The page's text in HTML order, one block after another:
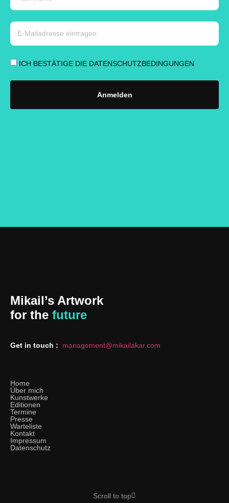
ICH BESTÄTIGE DIE DATENSCHUTZBEDINGUNGEN
Anmelden
Mikail’s Artwork
for the future
Get in touch : management@mikailakar.com
Home
Über mich
Kunstwerke
Editionen
Termine
Presse
Warteliste
Kontakt
Impressum
Datenschutz
Scroll to top